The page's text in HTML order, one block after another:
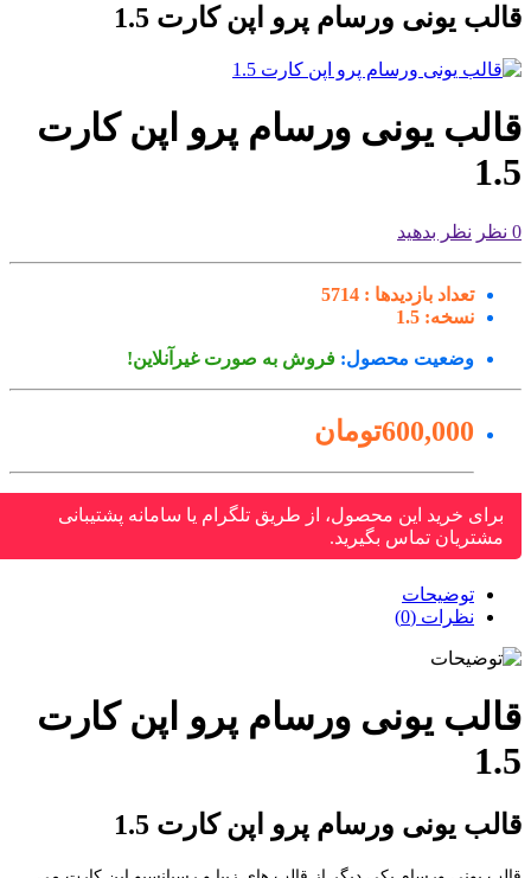
یونی ورسام پرو اپن کارت 1.5
یونی ورسام پرو اپن کارت
نظر بدهید
تعداد بازدیدها : 5714
نسخه: 1.5
وضعیت محصول:فروش به صورت غیرآنلاین!
600,000تومان
برای خرید این محصول، از طریق تلگرام یا سامانه پشتیبانی
مشتریان تماس بگیرید.
توضیحات
نظرات (0)
یونی ورسام پرو اپن کارت
یونی ورسام پرو اپن کارت 1.5